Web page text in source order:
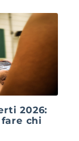
2026:
chi